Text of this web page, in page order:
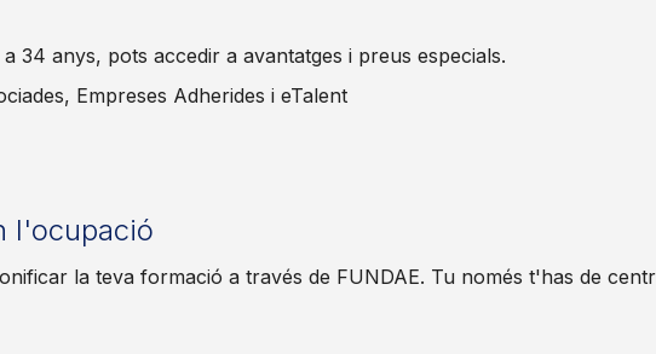
34 anys, pots accedir a avantatges i preus especials.
Empreses Adherides i eTalent
l'ocupació
la teva formació a través de FUNDAE. Tu només t'has de